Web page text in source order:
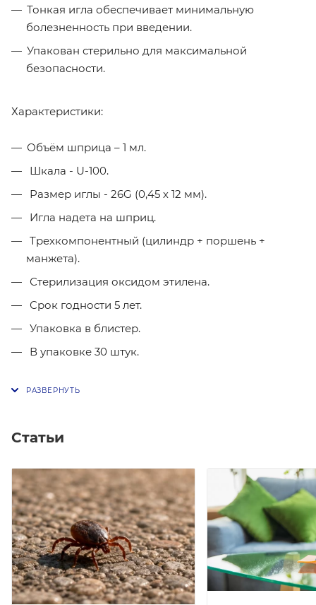
Тонкая игла обеспечивает минимальную
болезненность при введении.
Упакован стерильно для максимальной
безопасности.
Характеристики:
Объём шприца – 1 мл.
Шкала - U-100.
Размер иглы - 26G (0,45 х 12 мм).
Игла надета на шприц.
Трехкомпонентный (цилиндр + поршень +
манжета).
Стерилизация оксидом этилена.
Срок годности 5 лет.
Упаковка в блистер.
В упаковке 30 штук.
Статьи